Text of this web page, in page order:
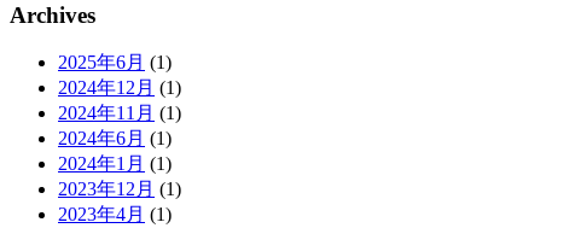
Archives
2025年6月 (1)
2024年12月 (1)
2024年11月 (1)
2024年6月 (1)
2024年1月 (1)
2023年12月 (1)
2023年4月 (1)